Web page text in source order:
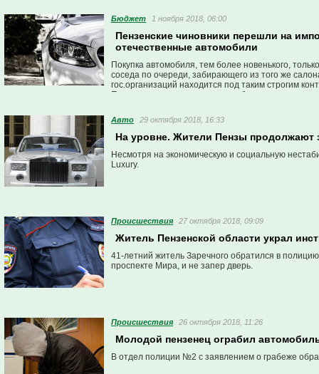
Бюджет 1 ноября 2018, 06:00
Пензенские чиновники перешли на
отечественные автомобили
Покупка автомобиля, тем более новенького,
соседа по очереди, забирающего из того же
гос.организаций находится под таким строгим
Портал проверил, какие автомобили закупали
Авто 29 октября 2018, 16:33
На уровне. Жители Пензы продолжают
Несмотря на экономическую и социальную
Luxury.
Проиcшествия 27 октября 2018, 09:09
Житель Пензенской области украл
41-летний житель Заречного обратился в
проспекте Мира, и не запер дверь.
Проиcшествия 26 октября 2018, 11:26
Молодой пензенец ограбил
В отдел полиции №2 с заявлением о грабеже